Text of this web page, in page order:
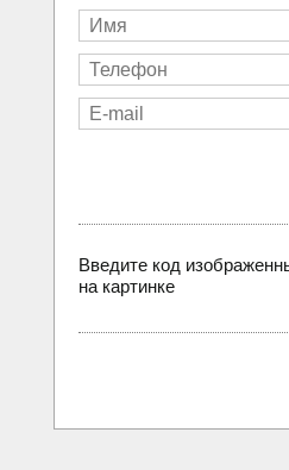
Введите код
на картинке